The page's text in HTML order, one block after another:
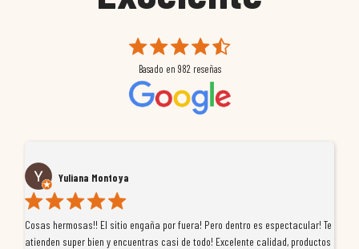
Basado en 982 reseñas
Yuliana Montoya
Cosas hermosas!! El sitio engaña por fuera! Pero dentro es espectacular! Te
atienden super bien y encuentras casi de todo! Excelente calidad, productos